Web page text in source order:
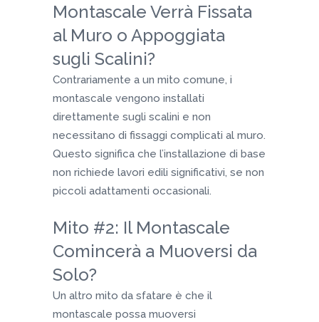
Montascale Verrà Fissata
al Muro o Appoggiata
sugli Scalini?
Contrariamente a un mito comune, i
montascale vengono installati
direttamente sugli scalini e non
necessitano di fissaggi complicati al muro.
Questo significa che l’installazione di base
non richiede lavori edili significativi, se non
piccoli adattamenti occasionali.
Mito #2: Il Montascale
Comincerà a Muoversi da
Solo?
Un altro mito da sfatare è che il
montascale possa muoversi